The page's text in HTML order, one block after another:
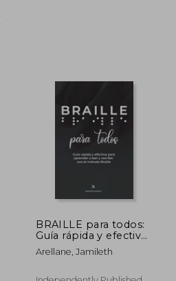
BRAILLE para todos:
Guía rápida y efectiva
para aprender a leer y
escribir Braille
Arellane, Jamileth